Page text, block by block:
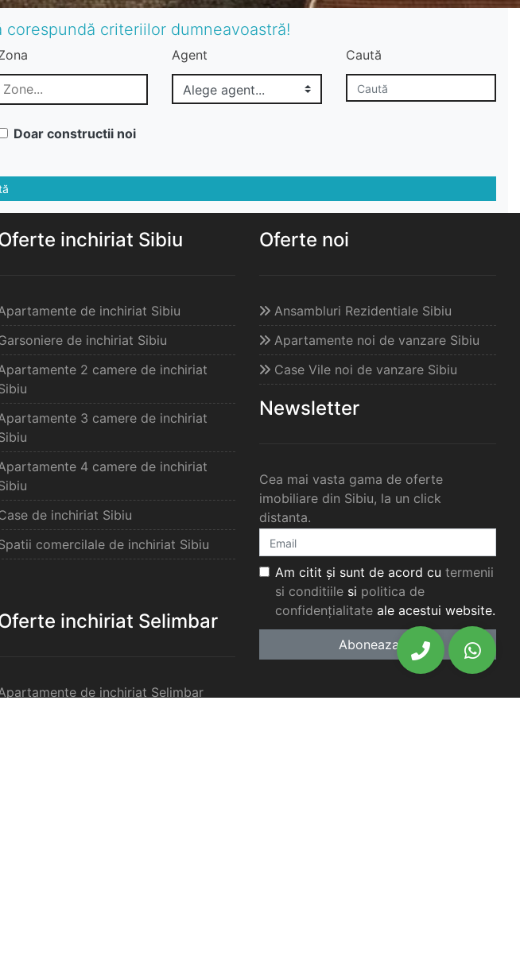
criteriilor dumneavoastră!
Agent Caută
Doar constructii noi
inchiriat Sibiu
de inchiriat Sibiu
de inchiriat Sibiu
2 camere de inchiriat
3 camere de inchiriat
4 camere de inchiriat
de inchiriat Sibiu
comercilale de inchiriat Sibiu
inchiriat Selimbar
de inchiriat Selimbar
Oferte noi
Ansambluri Rezidentiale Sibiu
Apartamente noi de vanzare Sibiu
Case Vile noi de vanzare Sibiu
Newsletter
Cea mai vasta gama de oferte
imobiliare din Sibiu, la un click
distanta.
Am citit și sunt de acord cu termenii
si conditiilesi politica de
confidențialitateale acestui website.
Aboneaza-te